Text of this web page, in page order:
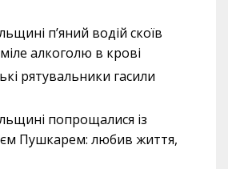
п’яний водій скоїв
алкоголю в крові
рятувальники гасили
попрощалися із
Пушкарем: любив життя,